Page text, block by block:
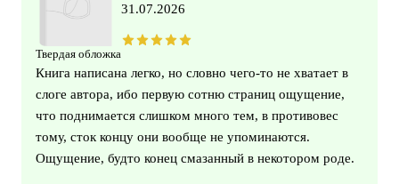
Твердая обложка
31.07.2026
Книга написана легко, но словно чего-то не хватает в
слоге автора, ибо первую сотню страниц ощущение,
что поднимается слишком много тем, в противовес
тому, сток концу они вообще не упоминаются.
Ощущение, будто конец смазанный в некотором роде.